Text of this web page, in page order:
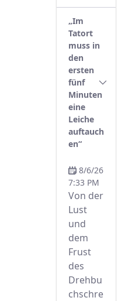
„Im
Tatort
muss in
den
ersten
fünf
Minuten
eine
Leiche
auftauch
en“
8/6/26
7:33 PM
Von der
Lust
und
dem
Frust
des
Drehbu
chschre